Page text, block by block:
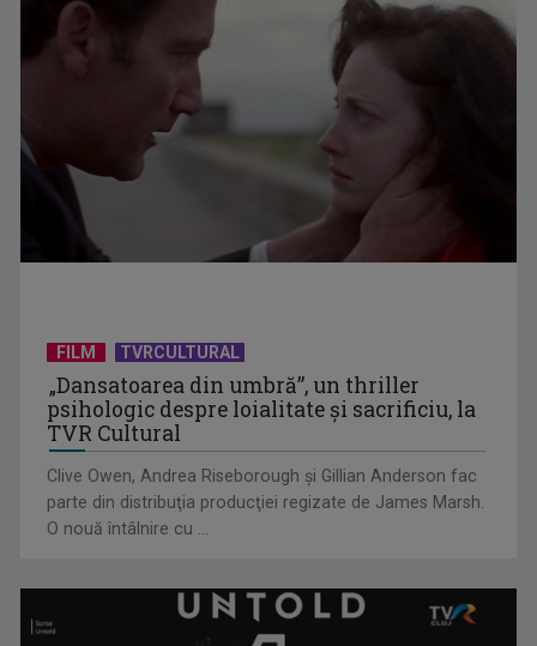
Antonio Pican și Wrs completează lineup-ul finalei Selecției
FILM TVRCULTURAL
„Dansatoarea din umbră”, un thriller
psihologic despre loialitate și sacrificiu, la
TVR Cultural
Clive Owen, Andrea Riseborough şi Gillian Anderson fac
parte din distribuţia producţiei regizate de James Marsh.
O nouă întâlnire cu ...